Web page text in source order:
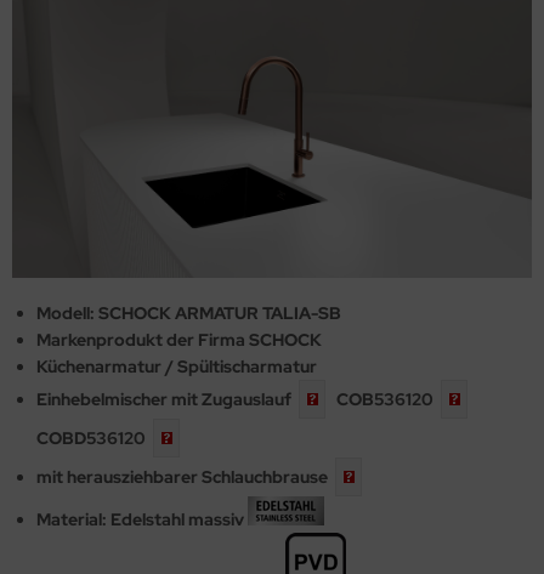
Modell: SCHOCK ARMATUR TALIA-SB
Markenprodukt der Firma SCHOCK
Küchenarmatur / Spültischarmatur
Einhebelmischer mitZugauslauf
COB536120
COBD536120
mit herausziehbarer Schlauchbrause
Material: Edelstahl massiv